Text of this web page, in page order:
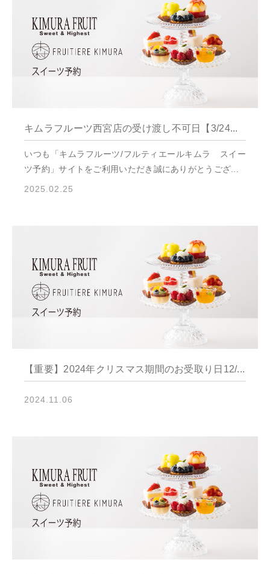
キムラフルーツ西宮店の受け渡し不可日【3/24...
いつも「キムラフルーツ/フルティエールキムラ スイー
ツ予約」サイトをご利用いただき誠にありがとうござ...
2025.02.25
【重要】2024年クリスマス期間のお受取り日12/...
2024.11.06